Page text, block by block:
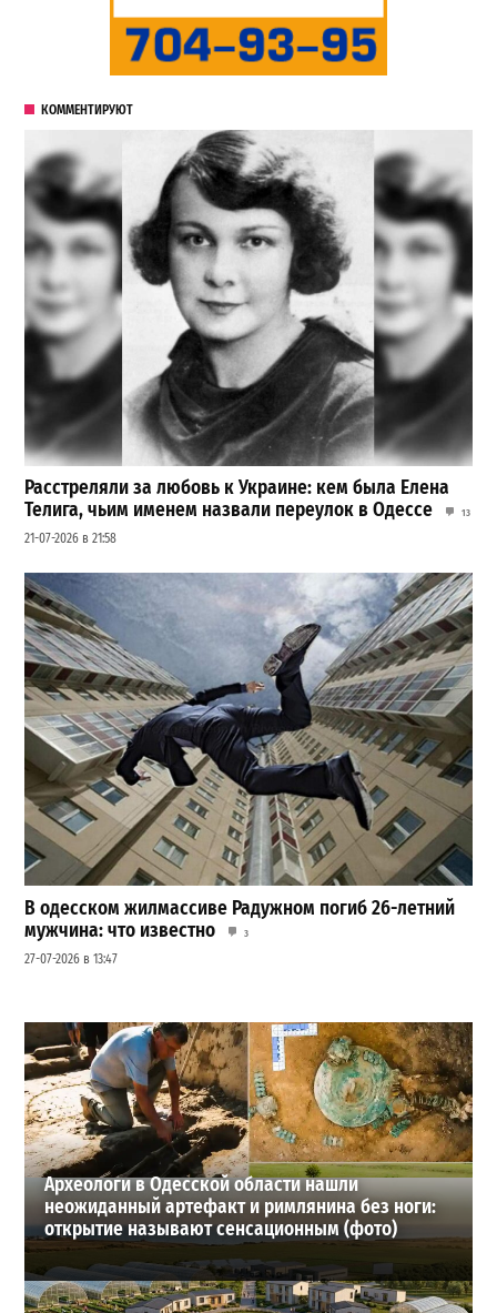
КОММЕНТИРУЮТ
Расстреляли за любовь к Украине: кем была Елена
Телига, чьим именем назвали переулок в Одессе
13
21-07-2026 в 21:58
В одесском жилмассиве Радужном погиб 26-летний
мужчина: что известно
3
27-07-2026 в 13:47
Шезлонги, бунгало и VIP-зоны: сколько придется
заплатить за отдых в Аркадии
21-07-2026 в 19:23
ВИБОР РЕДАКЦИИ
Археологи в Одесской области нашли
неожиданный артефакт и римлянина без ноги:
открытие называют сенсационным (фото)